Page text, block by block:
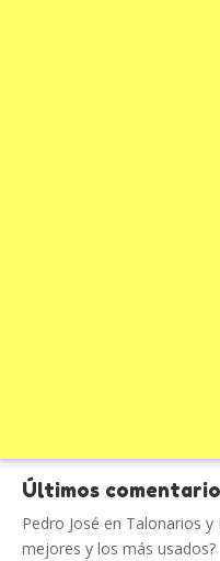
Últimos
Pedro José en Talonarios y
mejores y los más usados?